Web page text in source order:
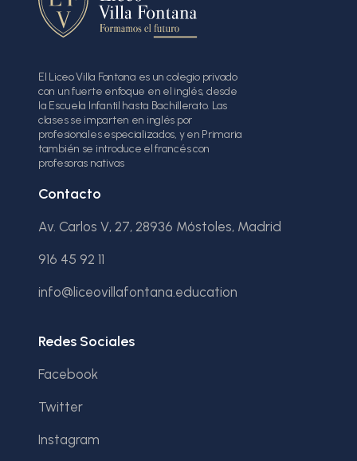
El Liceo Villa Fontana es un colegio privado
con un fuerte enfoque en el inglés, desde
la Escuela Infantil hasta Bachillerato. Las
clases se imparten en inglés por
profesionales especializados, y en Primaria
también se introduce el francés con
profesoras nativas
Contacto
Av. Carlos V, 27, 28936 Móstoles, Madrid
916 45 92 11
info@liceovillafontana.education
Redes Sociales
Facebook
Twitter
Instagram